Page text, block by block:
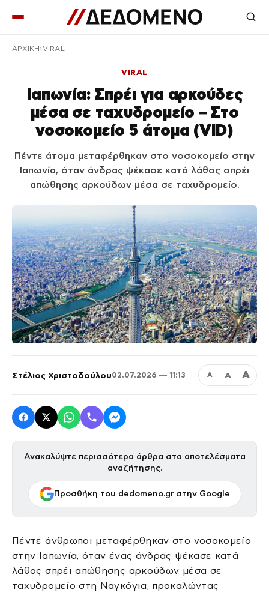
ΑΡΧΙΚΉ VIRAL
VIRAL
Ιαπωνία: Σπρέι για αρκούδες
μέσα σε ταχυδρομείο – Στο
νοσοκομείο 5 άτομα (VID)
Πέντε άτομα μεταφέρθηκαν στο νοσοκομείο στην
Ιαπωνία, όταν άνδρας ψέκασε κατά λάθος σπρέι
απώθησης αρκούδων μέσα σε ταχυδρομείο.
Στέλιος Χριστοδούλου02.07.2026 — 11:13 Α Α Α
Ανακαλύψτε περισσότερα άρθρα στα αποτελέσματα
αναζήτησης.
Προσθήκη του dedomeno.gr στην Google
Πέντε άνθρωποι μεταφέρθηκαν στο νοσοκομείο
στην Ιαπωνία, όταν ένας άνδρας ψέκασε κατά
λάθος σπρέι απώθησης αρκούδων μέσα σε
ταχυδρομείο στη Ναγκόγια, προκαλώντας